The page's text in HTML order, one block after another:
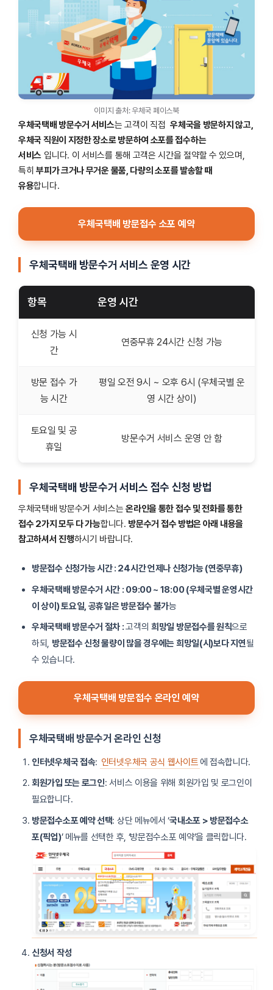
이미지 출처: 우체국 페이스북
우체국택배 방문수거 서비스는 고객이 직접 우체국을 방문하지 않고,
우체국 직원이 지정한 장소로 방문하여 소포를 접수하는
서비스 입니다. 이 서비스를 통해 고객은 시간을 절약할 수 있으며,
특히부피가 크거나 무거운 물품, 다량의 소포를 발송할 때
유용합니다.
우체국택배 방문접수 소포 예약
우체국택배 방문수거 서비스 운영 시간
항목 운영 시간
신청 가능 시
간
연중무휴 24시간 신청 가능
방문 접수 가
능 시간
평일 오전 9시 ~ 오후 6시 (우체국별 운
영 시간 상이)
토요일 및 공
휴일
방문수거 서비스 운영 안 함
우체국택배 방문수거 서비스 접수 신청 방법
우체국택배 방문수거 서비스는온라인을 통한 접수 및 전화를 통한
접수 2가지 모두 다 가능합니다. 방문수거 접수 방법은 아래 내용을
참고하셔서 진행하시기 바랍니다.
방문접수 신청가능 시간 : 24시간 언제나 신청가능 (연중무휴)
우체국택배 방문수거 시간 : 09:00 ~ 18:00 (우체국별 운영시간
이 상이) 토요일, 공휴일은 방문접수 불가능
우체국택배 방문수거 절차 :고객의희망일 방문접수를 원칙으로
하되, 방문접수 신청 물량이 많을 경우에는 희망일(시)보다 지연될
수 있습니다.
우체국택배 방문접수 온라인 예약
우체국택배 방문수거 온라인 신청
인터넷우체국 접속: 인터넷우체국 공식 웹사이트 에 접속합니다.
회원가입 또는 로그인: 서비스 이용을 위해 회원가입 및 로그인이
필요합니다.
방문접수소포 예약 선택: 상단 메뉴에서 ‘국내소포 > 방문접수소
포(픽업)’ 메뉴를 선택한 후, ‘방문접수소포 예약’을 클릭합니다.
신청서 작성